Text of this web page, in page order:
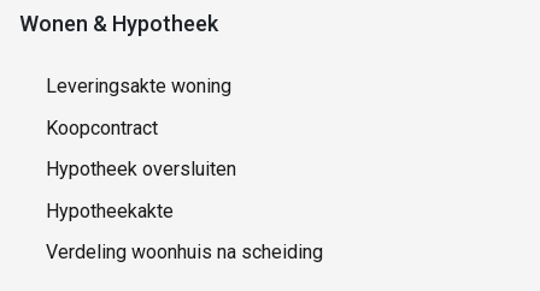
Wonen & Hypotheek
Leveringsakte woning
Koopcontract
Hypotheek oversluiten
Hypotheekakte
Verdeling woonhuis na scheiding